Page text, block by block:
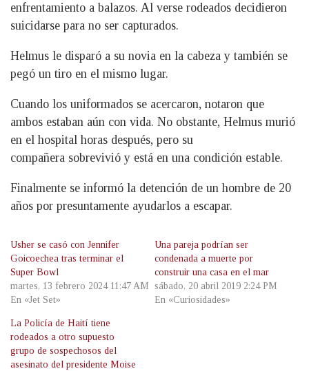
enfrentamiento a balazos. Al verse rodeados decidieron
suicidarse para no ser capturados.
Helmus le disparó a su novia en la cabeza y también se
pegó un tiro en el mismo lugar.
Cuando los uniformados se acercaron, notaron que
ambos estaban aún con vida. No obstante, Helmus murió
en el hospital horas después, pero su
compañera sobrevivió y está en una condición estable.
Finalmente se informó la detención de un hombre de 20
años por presuntamente ayudarlos a escapar.
Usher se casó con Jennifer
Goicoechea tras terminar el
Super Bowl
martes, 13 febrero 2024 11:47 AM
En «Jet Set»
Una pareja podrían ser
condenada a muerte por
construir una casa en el mar
sábado, 20 abril 2019 2:24 PM
En «Curiosidades»
La Policía de Haití tiene
rodeados a otro supuesto
grupo de sospechosos del
asesinato del presidente Moise